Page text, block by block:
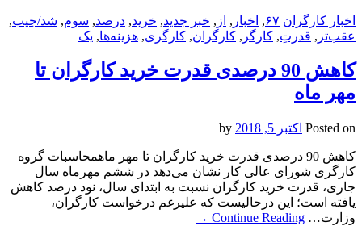
اخبار کارگران ۶۷, اخبار , از , خبر جدید, خرید, درصد, سوم, شد/جیب,
عقب‌تر , قدرتِ, کارگر , کارگران, کارگری, هزینه‌ها, یک
کاهش 90 درصدی قدرت خرید کارگران تا
مهر ماه
Posted on اکتبر 5, 2018
کاهش 90 درصدی قدرت خرید کارگران تا مهر ماهمحاسبات گروه
کارگری شورای عالی کار نشان می‌دهد در ششم مهرماه سال
جاری، قدرت خرید کارگران نسبت به ابتدای سال، نود درصد کاهش
یافته است؛ این درحالیست که علیرغم درخواست کارگران،
وزارت… Continue Reading
→